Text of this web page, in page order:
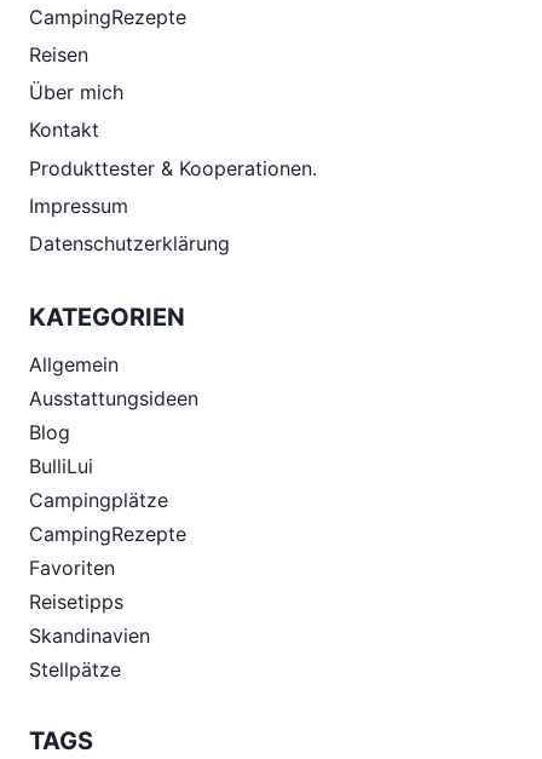
CampingRezepte
Reisen
Über mich
Kontakt
Produkttester & Kooperationen.
Impressum
Datenschutzerklärung
KATEGORIEN
Allgemein
Ausstattungsideen
Blog
BulliLui
Campingplätze
CampingRezepte
Favoriten
Reisetipps
Skandinavien
Stellpätze
TAGS